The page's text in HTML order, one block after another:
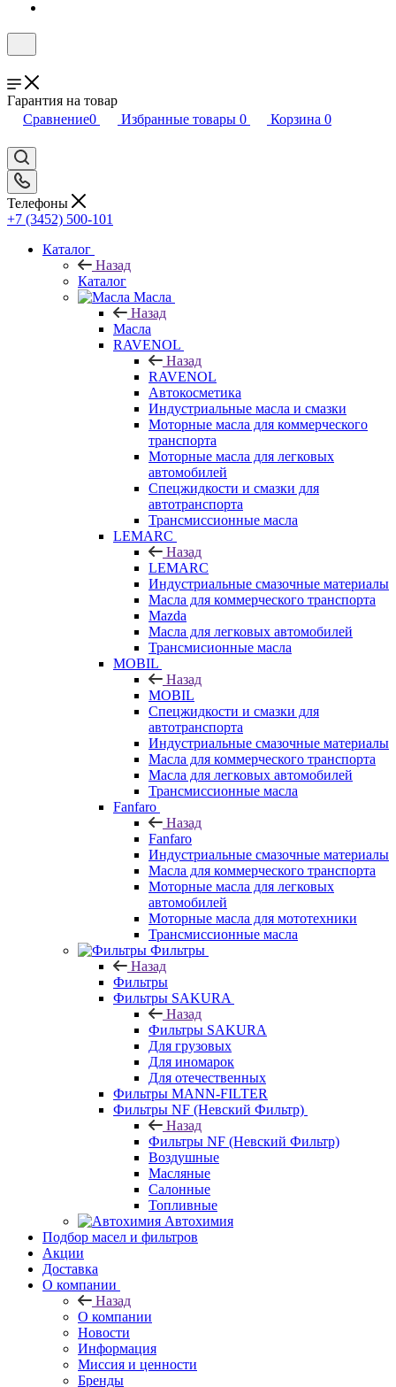
Гарантия на товар
Сравнение0 Избранные товары 0 Корзина 0
Телефоны
+7 (3452) 500-101
Каталог
Назад
Каталог
Масла
Назад
Масла
RAVENOL
Назад
RAVENOL
Автокосметика
Индустриальные масла и смазки
Моторные масла для коммерческого
транспорта
Моторные масла для легковых
автомобилей
Спецжидкости и смазки для
автотранспорта
Трансмиссионные масла
LEMARC
Назад
LEMARC
Индустриальные смазочные материалы
Масла для коммерческого транспорта
Mazda
Масла для легковых автомобилей
Трансмисионные масла
MOBIL
Назад
MOBIL
Cпецжидкости и смазки для
автотранспорта
Индустриальные смазочные материалы
Масла для коммерческого транспорта
Масла для легковых автомобилей
Трансмиссионные масла
Fanfaro
Назад
Fanfaro
Индустриальные смазочные материалы
Масла для коммерческого транспорта
Моторные масла для легковых
автомобилей
Моторные масла для мототехники
Трансмиссионные масла
Фильтры
Назад
Фильтры
Фильтры SAKURA
Назад
Фильтры SAKURA
Для грузовых
Для иномарок
Для отечественных
Фильтры MANN-FILTER
Фильтры NF (Невский Фильтр)
Назад
Фильтры NF (Невский Фильтр)
Воздушные
Масляные
Салонные
Топливные
Автохимия
Подбор масел и фильтров
Акции
Доставка
О компании
Назад
О компании
Новости
Информация
Миссия и ценности
Бренды